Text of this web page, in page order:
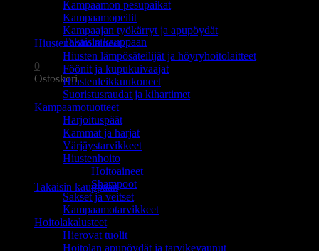
Ostoskori on tyhjä.
Takaisin kauppaan
0
Ostoskori
Ostoskori on tyhjä.
Takaisin kauppaan
Kampaamon pesupaikat
Kampaamopeilit
Kampaajan työkärryt ja apupöydät
Hiustenhoitolaitteet
Hiusten lämpösäteilijät ja höyryhoitolaitteet
Föönit ja kupukuivaajat
Hiustenleikkuukoneet
Suoristusraudat ja kihartimet
Kampaamotuotteet
Harjoituspäät
Kammat ja harjat
Värjäystarvikkeet
Hiustenhoito
Hoitoaineet
Shampoot
Sakset ja veitset
Kampaamotarvikkeet
Hoitolakalusteet
Hierovat tuolit
Hoitolan apupöydät ja tarvikevaunut